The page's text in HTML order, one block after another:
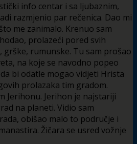
info centar i sa ljubaznim,
razmjenio par rečenica. Dao mi
me zanimalo. Krenuo sam
prolazeći pored svih
grške, rumunske. Tu sam prošao
na koje se navodno popeo
bi odatle mogao vidjeti Hrista
prolazaka tim gradom.
Jerihonu. Jerihon je najstariji
na planeti. Vidio sam
obišao malo to područje i
Žičara se usred vožnje